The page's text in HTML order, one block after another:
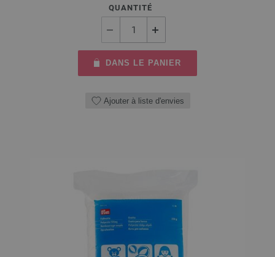
QUANTITÉ
DANS LE PANIER
Ajouter à liste d'envies